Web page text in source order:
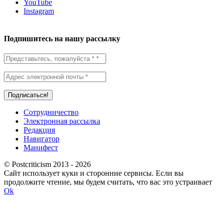
YouTube
Instagram
Подпишитесь на нашу рассылку
Сотрудничество
Электронная рассылка
Редакция
Навигатор
Манифест
© Postcriticism 2013 - 2026
Сайт использует куки и сторонние сервисы. Если вы
продолжите чтение, мы будем считать, что вас это устраивает
Ok